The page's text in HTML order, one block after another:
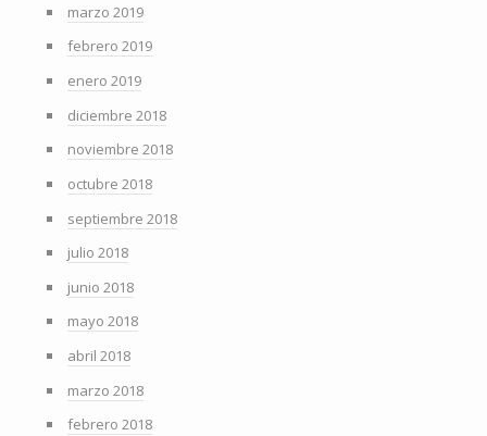
marzo 2019
febrero 2019
enero 2019
diciembre 2018
noviembre 2018
octubre 2018
septiembre 2018
julio 2018
junio 2018
mayo 2018
abril 2018
marzo 2018
febrero 2018